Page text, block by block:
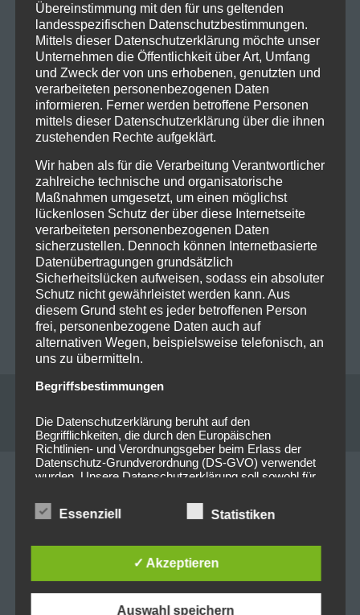
bemerkenswerten Band in der heutigen Musikszene.
Links :Facebook
Tickets unter :Voodoo Circle – Termine & Tickets –
2024 (eventim.de)
Tags: Airport Obertraubling
0 0
Beitragsnavigation
PREVIOUS POST
Live on Stage: 2024-10-19
Within Temptation
@Zenith München
NEXT POST
Vorankündigung : 2024-
11-12 Black Stone Cherry
@ Muffathalle München
Leave a reply
fields are marked *
Übereinstimmung mit den für uns geltenden
landesspezifischen Datenschutzbestimmungen.
Mittels dieser Datenschutzerklärung möchte unser
Unternehmen die Öffentlichkeit über Art, Umfang
und Zweck der von uns erhobenen, genutzten und
verarbeiteten personenbezogenen Daten
informieren. Ferner werden betroffene Personen
mittels dieser Datenschutzerklärung über die ihnen
zustehenden Rechte aufgeklärt.
Wir haben als für die Verarbeitung Verantwortlicher
zahlreiche technische und organisatorische
Maßnahmen umgesetzt, um einen möglichst
lückenlosen Schutz der über diese Internetseite
verarbeiteten personenbezogenen Daten
sicherzustellen. Dennoch können Internetbasierte
Datenübertragungen grundsätzlich
Sicherheitslücken aufweisen, sodass ein absoluter
Schutz nicht gewährleistet werden kann. Aus
diesem Grund steht es jeder betroffenen Person
frei, personenbezogene Daten auch auf
alternativen Wegen, beispielsweise telefonisch, an
uns zu übermitteln.
Begriffsbestimmungen
Die Datenschutzerklärung beruht auf den
Begrifflichkeiten, die durch den Europäischen
Richtlinien- und Verordnungsgeber beim Erlass der
Datenschutz-Grundverordnung (DS-GVO) verwendet
wurden. Unsere Datenschutzerklärung soll sowohl für
Geschäftspartner einfach lesbar und verständlich sein.
Um dies zu gewährleisten, möchten wir vorab die
Wir verwenden in dieser Datenschutzerklärung
unter anderem die folgenden Begriffe:
Essenziell Statistiken
✓ Akzeptieren
Auswahl speichern